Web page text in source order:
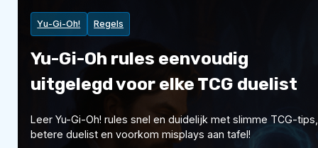
Yu-Gi-Oh! Regels
Yu-Gi-Oh rules eenvoudig
uitgelegd voor elke TCG duelist
Leer Yu-Gi-Oh! rules snel en duidelijk met slimme TCG-
betere duelist en voorkom misplays aan tafel!